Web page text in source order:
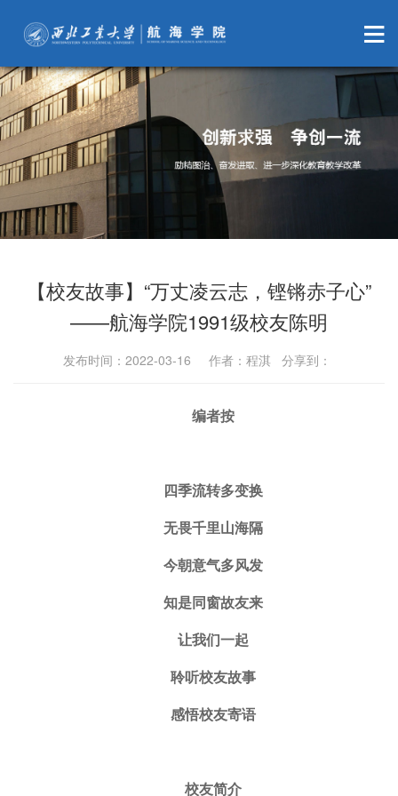
【校友故事】“万丈凌云志，铿锵赤子心”
——航海学院1991级校友陈明
发布时间：2022-03-16 作者：程淇 分享到：
编者按
四季流转多变换
无畏千里山海隔
今朝意气多风发
知是同窗故友来
让我们一起
聆听校友故事
感悟校友寄语
校友简介